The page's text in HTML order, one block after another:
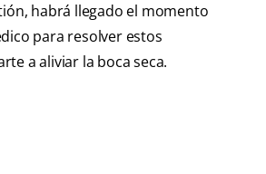
habrá llegado el momento
para resolver estos
a aliviar la boca seca.